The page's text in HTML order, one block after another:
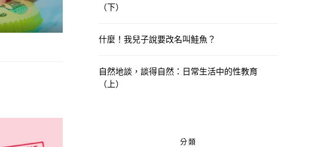
（下）
什麼！我兒子說要改名叫鮭魚？
自然地談，談得自然：日常生活中的性教育
（上）
分類